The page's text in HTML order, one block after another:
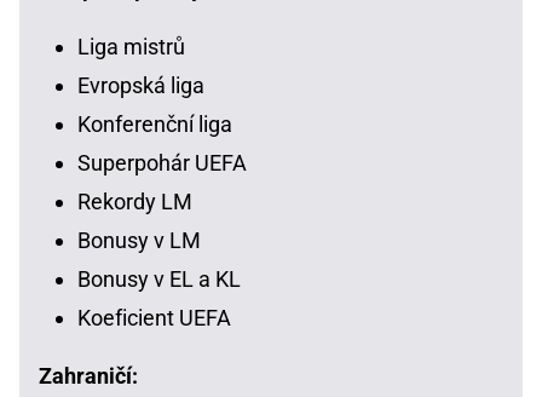
Liga mistrů
Evropská liga
Konferenční liga
Superpohár UEFA
Rekordy LM
Bonusy v LM
Bonusy v EL a KL
Koeficient UEFA
Zahraničí: